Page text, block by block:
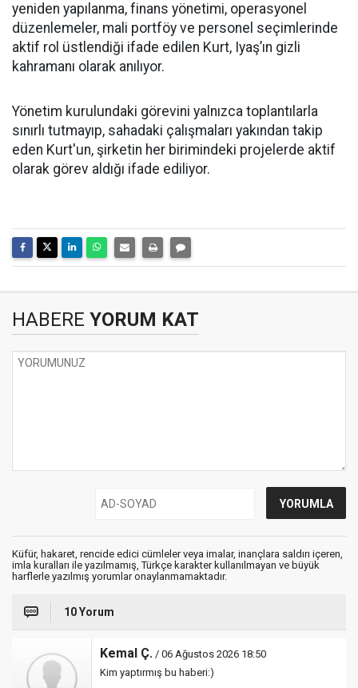
yeniden yapılanma, finans yönetimi, operasyonel
düzenlemeler, mali portföy ve personel seçimlerinde
aktif rol üstlendiği ifade edilen Kurt, Iyaş’ın gizli
kahramanı olarak anılıyor.
Yönetim kurulundaki görevini yalnızca toplantılarla
sınırlı tutmayıp, sahadaki çalışmaları yakından takip
eden Kurt'un, şirketin her birimindeki projelerde aktif
olarak görev aldığı ifade ediliyor.
HABERE YORUM KAT
Küfür, hakaret, rencide edici cümleler veya imalar, inançlara saldırı içeren,
imla kuralları ile yazılmamış, Türkçe karakter kullanılmayan ve büyük
harflerle yazılmış yorumlar onaylanmamaktadır.
10 Yorum
Kemal Ç. / 06 Ağustos 2026 18:50
Kim yaptırmış bu haberi:)